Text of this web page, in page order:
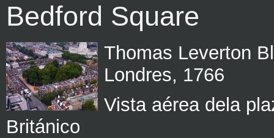
Bedford Square
Thomas Leverton
Londres, 1766
Vista aérea dela
Británico